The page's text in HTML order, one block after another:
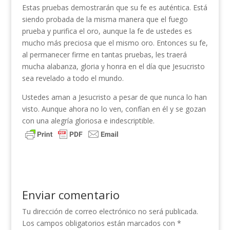
Estas pruebas demostrarán que su fe es auténtica. Está
siendo probada de la misma manera que el fuego
prueba y purifica el oro, aunque la fe de ustedes es
mucho más preciosa que el mismo oro. Entonces su fe,
al permanecer firme en tantas pruebas, les traerá
mucha alabanza, gloria y honra en el día que Jesucristo
sea revelado a todo el mundo.
Ustedes aman a Jesucristo a pesar de que nunca lo han
visto. Aunque ahora no lo ven, confían en él y se gozan
con una alegría gloriosa e indescriptible.
Enviar comentario
Tu dirección de correo electrónico no será publicada.
Los campos obligatorios están marcados con *